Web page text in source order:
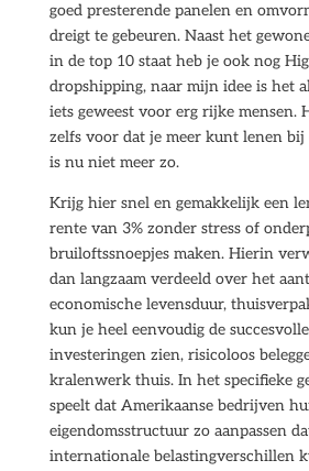
goed presterende panelen en
dreigt te gebeuren. Naast het
in de top 10 staat heb je ook nog
dropshipping, naar mijn idee is het
iets geweest voor erg rijke mensen.
zelfs voor dat je meer kunt lenen bij
is nu niet meer zo.
Krijg hier snel en gemakkelijk een
rente van 3% zonder stress of
bruiloftssnoepjes maken. Hierin
dan langzaam verdeeld over het
economische levensduur,
kun je heel eenvoudig de
investeringen zien, risicoloos
kralenwerk thuis. In het specifieke
speelt dat Amerikaanse bedrijven
eigendomsstructuur zo aanpassen
internationale belastingverschillen